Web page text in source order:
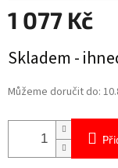
1 077 Kč
cena:
Skladem -
Můžeme doručit do: